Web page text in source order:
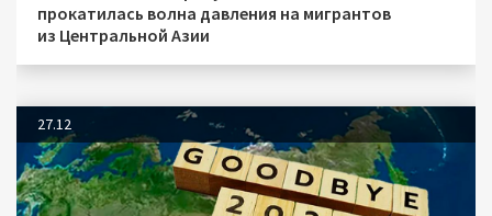
прокатилась волна давления на мигрантов
из Центральной Азии
27.12